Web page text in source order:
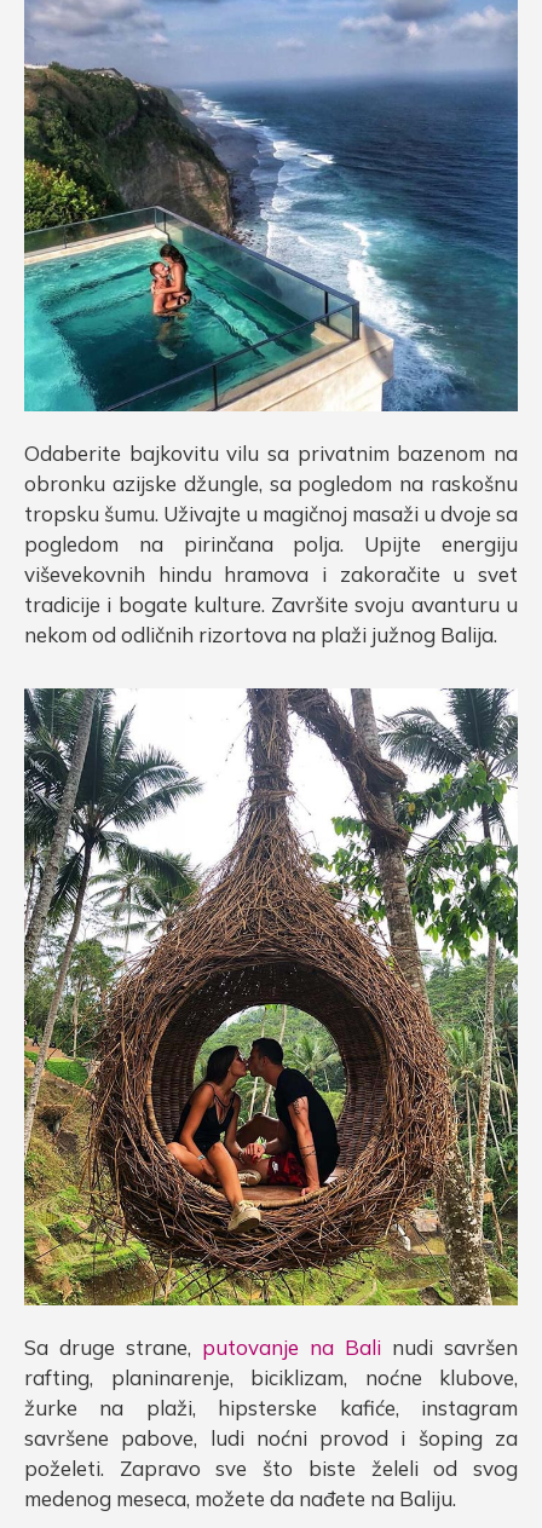
Odaberite bajkovitu vilu sa privatnim bazenom na
obronku azijske džungle, sa pogledom na raskošnu
tropsku šumu. Uživajte u magičnoj masaži u dvoje sa
pogledom na pirinčana polja. Upijte energiju
viševekovnih hindu hramova i zakoračite u svet
tradicije i bogate kulture. Završite svoju avanturu u
nekom od odličnih rizortova na plaži južnog Balija.
Sa druge strane, putovanje na Bali nudi savršen
rafting, planinarenje, biciklizam, noćne klubove,
žurke na plaži, hipsterske kafiće, instagram
savršene pabove, ludi noćni provod i šoping za
poželeti. Zapravo sve što biste želeli od svog
medenog meseca, možete da nađete na Baliju.